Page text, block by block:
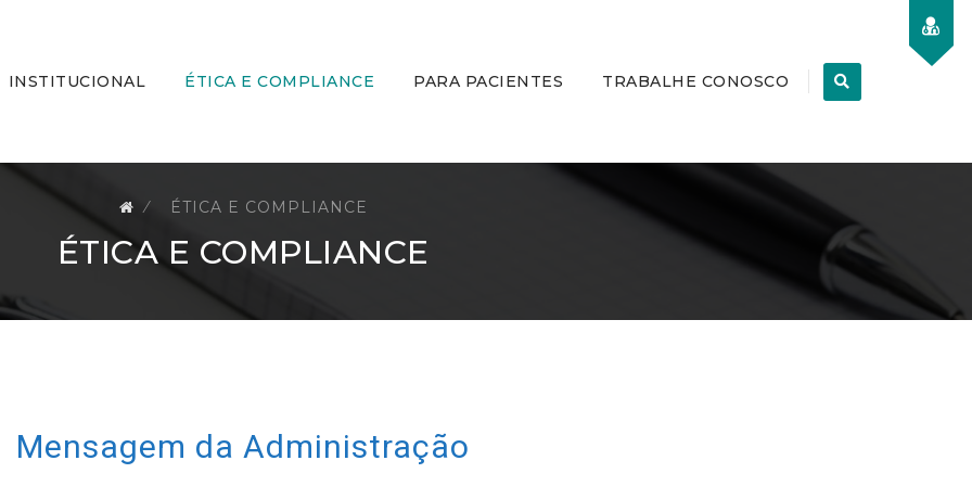
INSTITUCIONAL
ÉTICA E COMPLIANCE PARA PACIENTES TRABALHE CONOSCO
⁄ ÉTICA E COMPLIANCE
ÉTICA E COMPLIANCE
Mensagem da Administração